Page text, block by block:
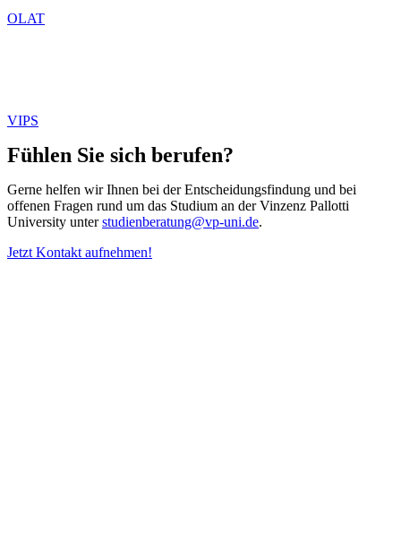
OLAT
VIPS
Fühlen Sie sich berufen?
Gerne helfen wir Ihnen bei der Entscheidungsfindung und bei
offenen Fragen rund um das Studium an der Vinzenz Pallotti
University unterstudienberatung@vp-uni.de.
Jetzt Kontakt aufnehmen!